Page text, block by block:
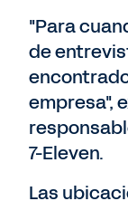
"Para
de
empresa",
7-Eleven.
Las